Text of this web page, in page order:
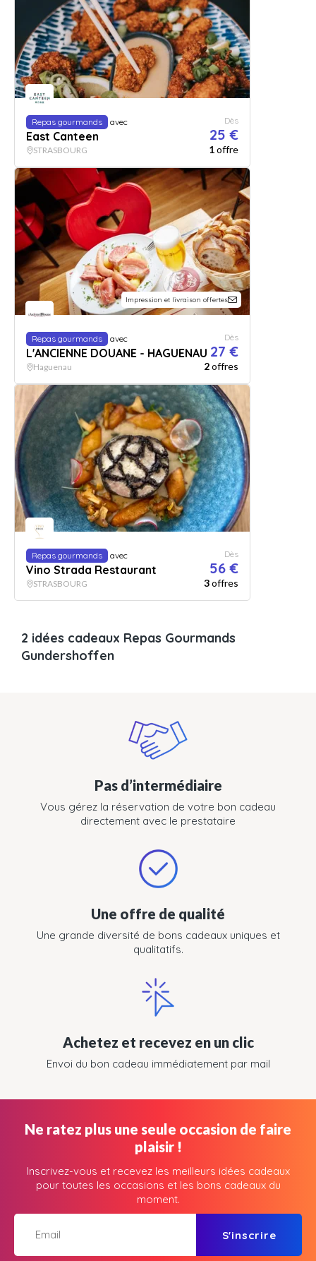
Repas gourmands avec
East Canteen
Dès
25 €
STRASBOURG 1offre
Impression et livraison offertes
Repas gourmands avec
L'ANCIENNE DOUANE - HAGUENAU
Dès
27 €
Haguenau 2offres
Repas gourmands avec
Vino Strada Restaurant
Dès
56 €
STRASBOURG 3offres
2 idées cadeaux Repas Gourmands
Gundershoffen
Pas d’intermédiaire
Vous gérez la réservation de votre bon cadeau
directement avec le prestataire
Une offre de qualité
Une grande diversité de bons cadeaux uniques et
qualitatifs.
Achetez et recevez en un clic
Envoi du bon cadeau immédiatement par mail
Ne ratez plus une seule occasion de faire
plaisir !
Inscrivez-vous et recevez les meilleurs idées cadeaux
pour toutes les occasions et les bons cadeaux du
moment.
S'inscrire